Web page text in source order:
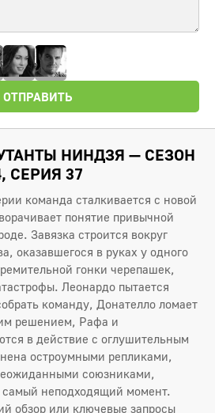
ОТПРАВИТЬ
НИНДЗЯ — СЕЗОН
СЕРИЯ 37
команда сталкивается с новой
понятие привычной
Завязка строится вокруг
оказавшегося в руках у одного
гонки черепашек,
Леонардо пытается
команду, Донателло ломает
решением, Рафа и
в действие с оглушительным
остроумными репликами,
союзниками,
самый неподходящий момент.
обзор или ключевые запросы